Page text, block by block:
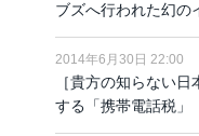
ブズへ行われた幻の
2014年6月30日 22:00
［貴方の知らない
する「携帯電話税」